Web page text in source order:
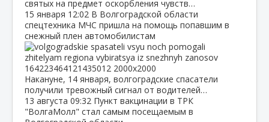
святых на предмет оскорбления чувств…
15 января 12:02 В Волгоградской области
спецтехника МЧС пришла на помощь попавшим в
снежный плен автомобилистам
Накануне, 14 января, волгоградские спасатели
получили тревожный сигнал от водителей…
13 августа 09:32 Пункт вакцинации в ТРК
"ВолгаМолл" стал самым посещаемым в